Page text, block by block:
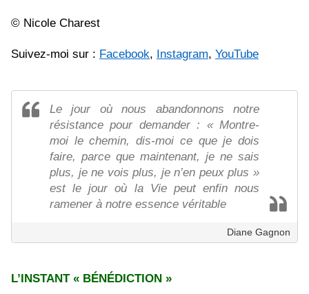
© Nicole Charest
Suivez-moi sur : Facebook, Instagram, YouTube
Le jour où nous abandonnons notre
résistance pour demander : « Montre-
moi le chemin, dis-moi ce que je dois
faire, parce que maintenant, je ne sais
plus, je ne vois plus, je n’en peux plus »
est le jour où la Vie peut enfin nous
ramener à notre essence véritable
Diane Gagnon
L’INSTANT « BÉNÉDICTION »